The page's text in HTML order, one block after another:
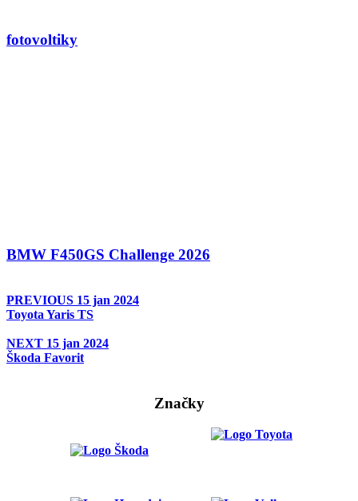
fotovoltiky
BMW F450GS Challenge 2026
PREVIOUS 15 jan 2024
Toyota Yaris TS
NEXT 15 jan 2024
Škoda Favorit
Značky